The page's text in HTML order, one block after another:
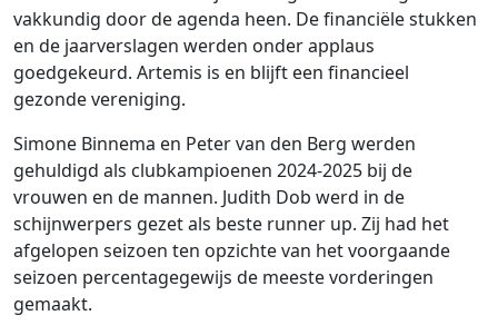
vakkundig door de agenda heen. De financiële stukken
en de jaarverslagen werden onder applaus
goedgekeurd. Artemis is en blijft een financieel
gezonde vereniging.
Simone Binnema en Peter van den Berg werden
gehuldigd als clubkampioenen 2024-2025 bij de
vrouwen en de mannen. Judith Dob werd in de
schijnwerpers gezet als beste runner up. Zij had het
afgelopen seizoen ten opzichte van het voorgaande
seizoen percentagegewijs de meeste vorderingen
gemaakt.